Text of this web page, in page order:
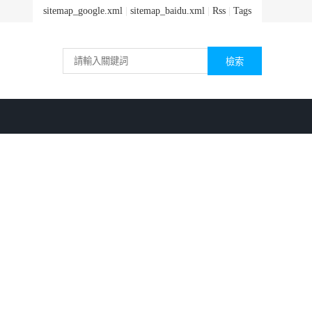
sitemap_google.xml sitemap_baidu.xml Rss Tags